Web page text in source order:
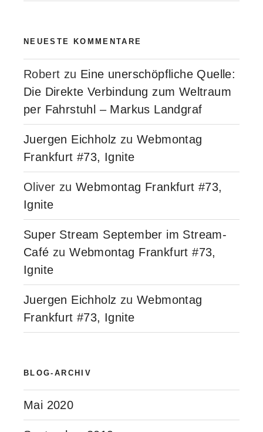
NEUESTE KOMMENTARE
Robert zu Eine unerschöpfliche Quelle:
Die Direkte Verbindung zum Weltraum
per Fahrstuhl – Markus Landgraf
Juergen Eichholz zuWebmontag
Frankfurt #73, Ignite
Oliver zuWebmontag Frankfurt #73,
Ignite
Super Stream September im Stream-
Café zuWebmontag Frankfurt #73,
Ignite
Juergen Eichholz zuWebmontag
Frankfurt #73, Ignite
BLOG-ARCHIV
Mai 2020